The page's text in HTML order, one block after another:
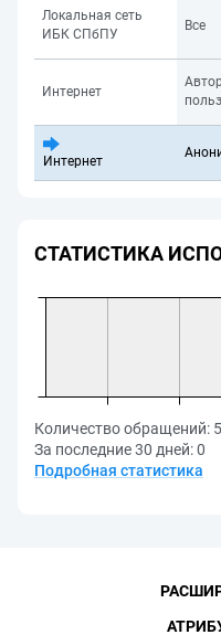
Локальная сеть
ИБК СПбПУ
Все
Интернет
Интернет
СТАТИСТИКА
Количество обращений:
За последние 30 дней:0
Подробная статистика